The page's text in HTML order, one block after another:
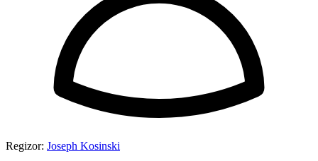
Regizor: Joseph Kosinski